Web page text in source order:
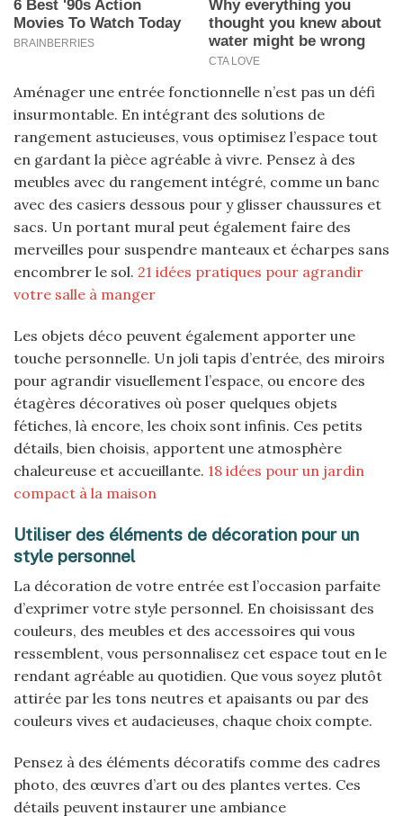
Aménager une entrée fonctionnelle n’est pas un défi
insurmontable. En intégrant des solutions de
rangement astucieuses, vous optimisez l’espace tout
en gardant la pièce agréable à vivre. Pensez à des
meubles avec du rangement intégré, comme un banc
avec des casiers dessous pour y glisser chaussures et
sacs. Un portant mural peut également faire des
merveilles pour suspendre manteaux et écharpes sans
encombrer le sol. 21 idées pratiques pour agrandir
votre salle à manger
Les objets déco peuvent également apporter une
touche personnelle. Un joli tapis d’entrée, des miroirs
pour agrandir visuellement l’espace, ou encore des
étagères décoratives où poser quelques objets
fétiches, là encore, les choix sont infinis. Ces petits
détails, bien choisis, apportent une atmosphère
chaleureuse et accueillante. 18 idées pour un jardin
compact à la maison
Utiliser des éléments de décoration pour un
style personnel
La décoration de votre entrée est l’occasion parfaite
d’exprimer votre style personnel. En choisissant des
couleurs, des meubles et des accessoires qui vous
ressemblent, vous personnalisez cet espace tout en le
rendant agréable au quotidien. Que vous soyez plutôt
attirée par les tons neutres et apaisants ou par des
couleurs vives et audacieuses, chaque choix compte.
Pensez à des éléments décoratifs comme des cadres
photo, des œuvres d’art ou des plantes vertes. Ces
détails peuvent instaurer une ambiance